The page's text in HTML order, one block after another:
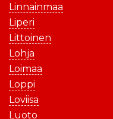
Linnainmaa
Liperi
Littoinen
Lohja
Loimaa
Loppi
Loviisa
Luoto